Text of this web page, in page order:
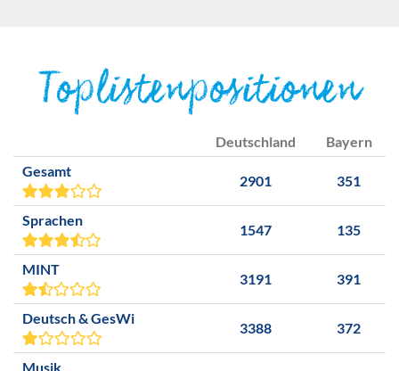
Toplistenpositionen
Deutschland
Bayern
Gesamt
2901 351
Sprachen
1547 135
MINT
3191 391
Deutsch & GesWi
3388 372
Musik